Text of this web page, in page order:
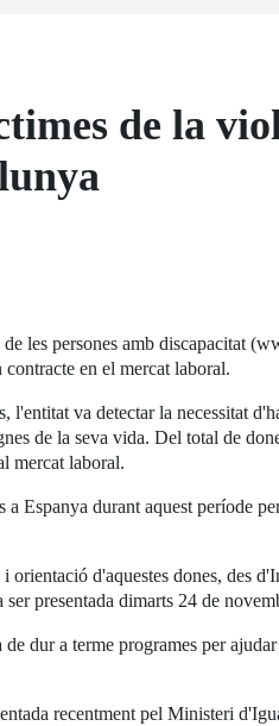
de la
persones amb discapacitat
en el mercat laboral.
va detectar la necessitat
de la seva vida. Del total de
mercat laboral.
Espanya durant aquest període
d'aquestes dones, des
presentada dimarts 24 de
dur a terme programes per
recentment pel Ministeri